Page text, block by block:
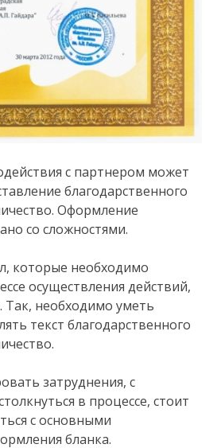
с партнером может
благодарственного
Оформление
со сложностями.
которые необходимо
осуществления действий,
Так, необходимо уметь
текст благодарственного
затруднения, с
в процессе, стоит
с основными
бланка.